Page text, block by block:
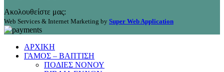
Ακολουθείστε μας:
Web Services & Internet Marketing by Super Web Application
ΑΡΧΙΚΗ
ΓΑΜΟΣ – ΒΑΠΤΙΣΗ
ΠΟΔΙΕΣ ΝΟΝΟΥ